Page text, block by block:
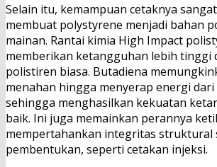
Selain itu, kemampuan cetaknya
membuat polystyrene menjadi bahan
mainan. Rantai kimia High Impact
memberikan ketangguhan lebih tinggi
polistiren biasa. Butadiena
menahan hingga menyerap energi
sehingga menghasilkan kekuatan
baik. Ini juga memainkan perannya
mempertahankan integritas struktural
pembentukan, seperti cetakan injeksi.